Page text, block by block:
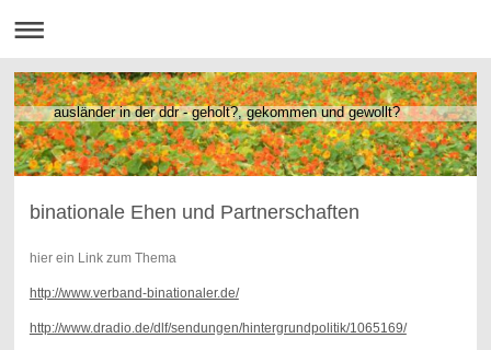
ausländer in der ddr - geholt?, gekommen und gewollt?
binationale Ehen und Partnerschaften
hier ein Link zum Thema
http://www.verband-binationaler.de/
http://www.dradio.de/dlf/sendungen/hintergrundpolitik/1065169/